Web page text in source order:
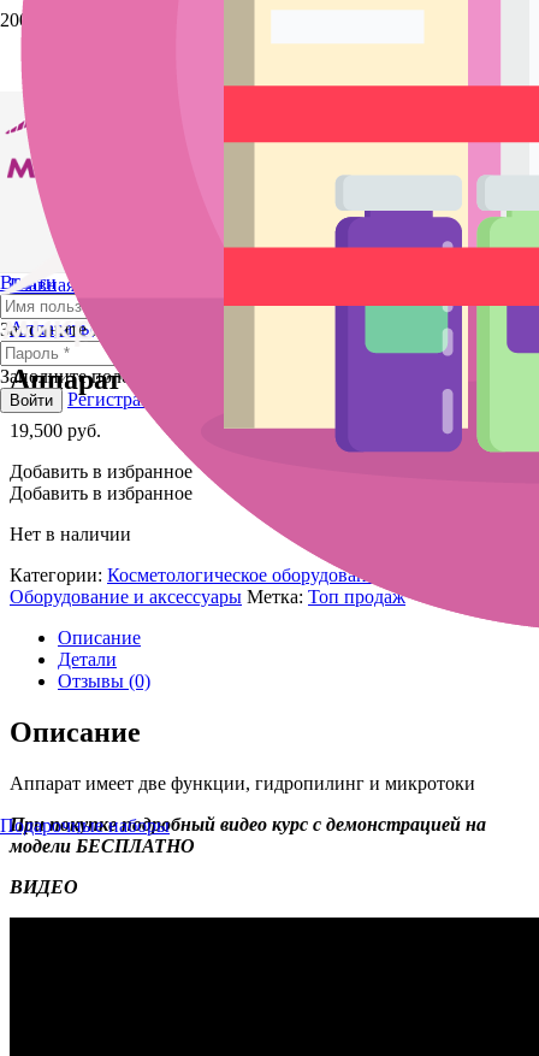
Подарочные наборы
Выйти
Заполните поле
Заполните поле
Войти Регистрация
Главная
аксессуары
Косметологическое оборудование.
Аппараты/ Аппарат аквапилинг + микротоки
Аппарат аквапилинг + микротоки
19,500 руб.
Добавить в избранное
Добавить в избранное
Нет в наличии
Категории: Косметологическое оборудование. Аппараты
Оборудование и аксессуары Метка: Топ продаж
Описание
Детали
Отзывы (0)
Описание
Аппарат имеет две функции, гидропилинг и микротоки
При покупке подробный видео курс с демонстрацией на
модели БЕСПЛАТНО
ВИДЕО